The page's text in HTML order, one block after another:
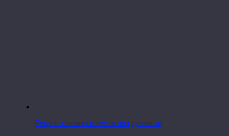
Рецепт слоеного теста по-грузински